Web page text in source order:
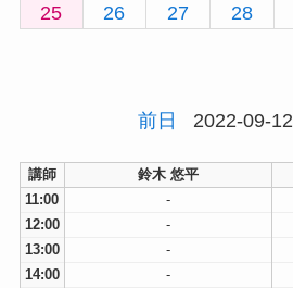
25
26 27 28
前日 2022-09-12
講師 鈴木 悠平
11:00
-
12:00
-
13:00
-
14:00
-